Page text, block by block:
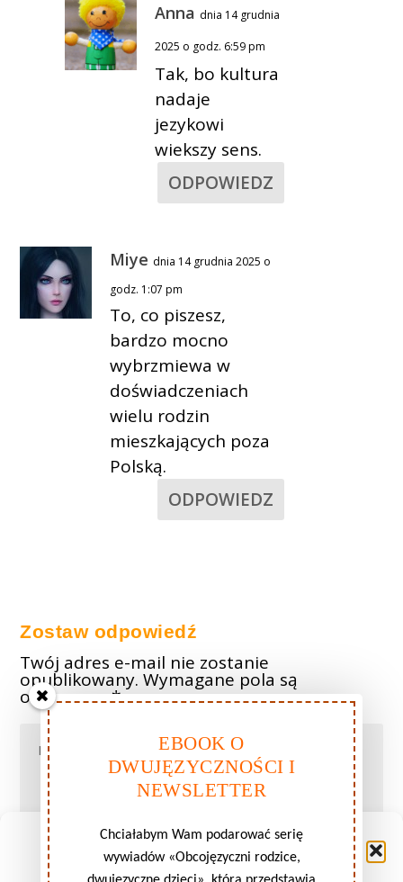
Zarządzaj zgodami plików
cookie
Anna dnia 14 grudnia
2025 o godz. 6:59 pm
Tak, bo kultura
nadaje
jezykowi
wiekszy sens.
ODPOWIEDZ
Miye dnia 14 grudnia 2025 o
godz. 1:07 pm
To, co piszesz,
bardzo mocno
wybrzmiewa w
doświadczeniach
wielu rodzin
mieszkających poza
Polską.
ODPOWIEDZ
Zostaw odpowiedź
Twój adres e-mail nie zostanie
opublikowany. Wymagane pola są
oznaczone*
EBOOK O
DWUJĘZYCZNOŚCI I
NEWSLETTER
Chciałabym Wam podarować serię
wywiadów «Obcojęzyczni rodzice,